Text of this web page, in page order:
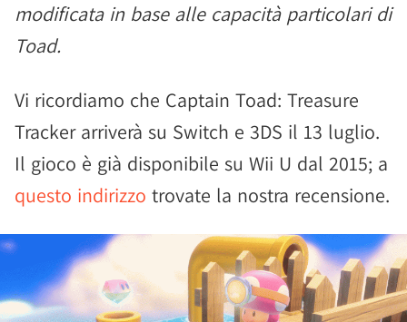
modificata in base alle capacità particolari di
Toad.
Vi ricordiamo che Captain Toad: Treasure
Tracker arriverà su Switch e 3DS il 13 luglio.
Il gioco è già disponibile su Wii U dal 2015; a
questo indirizzo trovate la nostra recensione.